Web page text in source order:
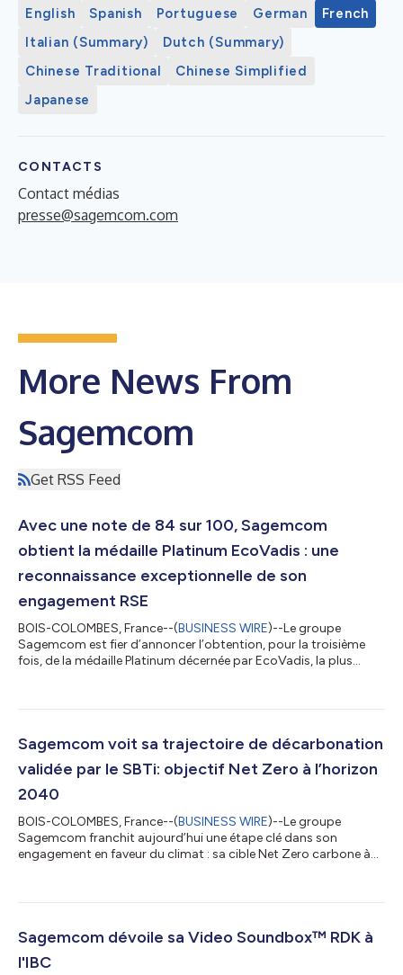
English Spanish Portuguese German
French
Italian (Summary)
Dutch (Summary)
Chinese Traditional
Chinese Simplified
Japanese
CONTACTS
Contact médias
presse@sagemcom.com
More News From
Sagemcom
Get RSS Feed
Avec une note de 84 sur 100, Sagemcom
obtient la médaille Platinum EcoVadis : une
reconnaissance exceptionnelle de son
engagement RSE
BOIS-COLOMBES, France--(BUSINESS WIRE)--Le groupe
Sagemcom est fier d’annoncer l’obtention, pour la troisième
fois, de la médaille Platinum décernée par EcoVadis, la plus
des Entreprises). Cette médaille place Sagemcom dans le top 1
confondus. Avec cette note de 84/100, Sagemcom confirme
sa position de leader engagé dans la...
Sagemcom voit sa trajectoire de décarbonation
validée par le SBTi: objectif Net Zero à l’horizon
2040
BOIS-COLOMBES, France--(BUSINESS WIRE)--Le groupe
Sagemcom franchit aujourd’hui une étape clé dans son
engagement en faveur du climat : sa cible Net Zero carbone à
validée par la Science Based Targets initiative (SBTi). Cette
scientifique de la stratégie de décarbonation de Sagemcom,
alignée avec les objectifs de l’Ac...
Sagemcom dévoile sa Video Soundbox™ RDK à
l'IBC